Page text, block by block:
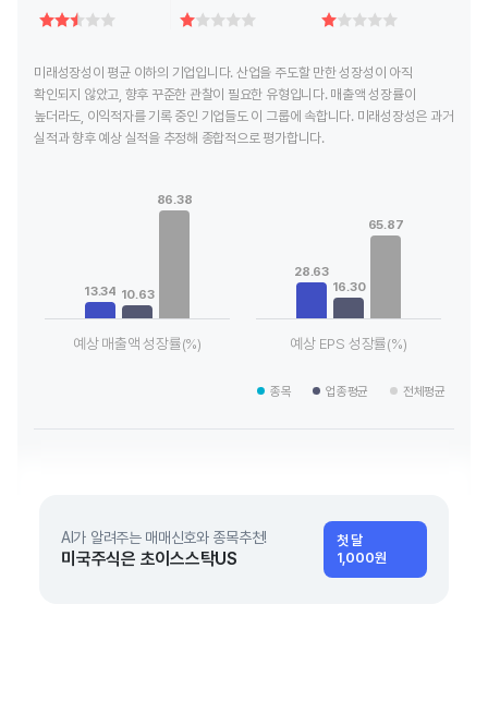
미래성장성이 평균 이하의 기업입니다. 산업을 주도할 만한 성장성이 아직
확인되지 않았고, 향후 꾸준한 관찰이 필요한 유형입니다. 매출액 성장률이
높더라도, 이익적자를 기록 중인 기업들도 이 그룹에 속합니다. 미래성장성은 과거
실적과 향후 예상 실적을 추정해 종합적으로 평가합니다.
View as data table, Chart
13.34 10.63
86.38
예상 매출액 성장률(%)
The chart has 1 X axis
28.63
16.30
65.87
예상 EPS 성장률(%)
종목 업종평균 전체평균
AI가 알려주는 매매신호와 종목추천!
미국주식은 초이스스탁US
첫 달
1,000원